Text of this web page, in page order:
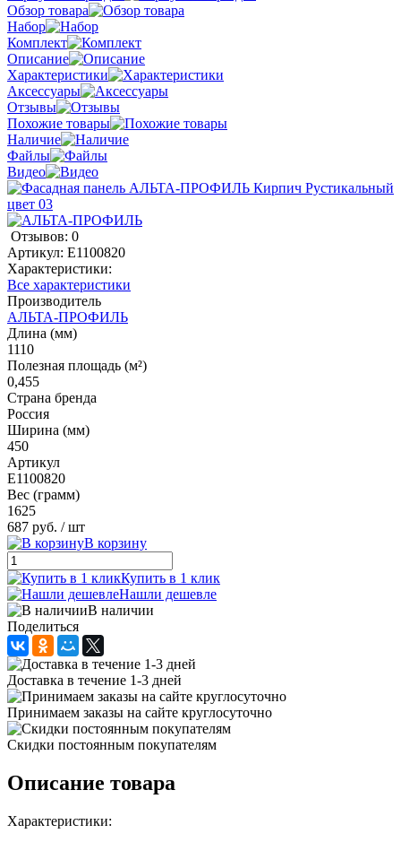
Обзор товара
Набор
Комплект
Описание
Характеристики
Аксессуары
Отзывы
Похожие товары
Наличие
Файлы
Видео
Отзывов: 0
Артикул: E1100820
Характеристики:
Все характеристики
Производитель
АЛЬТА-ПРОФИЛЬ
Длина (мм)
1110
Полезная площадь (м²)
0,455
Страна бренда
Россия
Ширина (мм)
450
Артикул
E1100820
Вес (грамм)
1625
687 руб. / шт
В корзину
Купить в 1 клик
Нашли дешевле
В наличии
Поделиться
Доставка в течение 1-3 дней
Принимаем заказы на сайте круглосуточно
Скидки постоянным покупателям
Описание товара
Характеристики: